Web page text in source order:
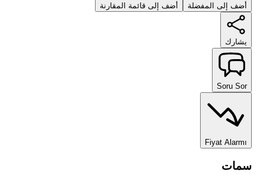
أضف إلى المفضلة أضف إلى قائمة المقارنة
يشارك
Soru Sor
Fiyat Alarmı
سمات